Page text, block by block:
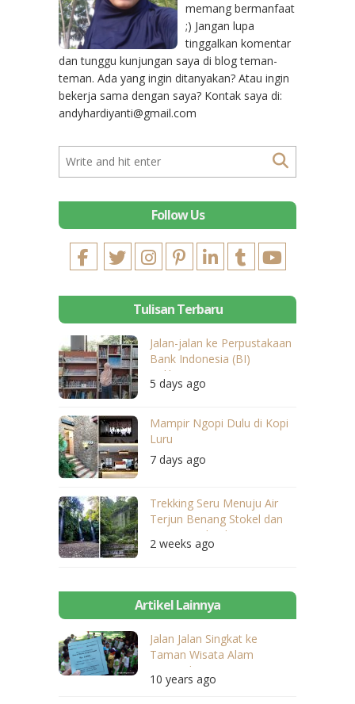
memang bermanfaat
;) Jangan lupa
tinggalkan komentar
dan tunggu kunjungan saya di blog teman-
teman. Ada yang ingin ditanyakan? Atau ingin
bekerja sama dengan saya? Kontak saya di:
andyhardiyanti@gmail.com
Follow Us
Tulisan Terbaru
Jalan-jalan ke Perpustakaan
Bank Indonesia (BI)
Balikpapan
5 days ago
Mampir Ngopi Dulu di Kopi
Luru
7 days ago
Trekking Seru Menuju Air
Terjun Benang Stokel dan
Benang Kelambu
2 weeks ago
Artikel Lainnya
Jalan Jalan Singkat ke
Taman Wisata Alam
Suranadi
10 years ago